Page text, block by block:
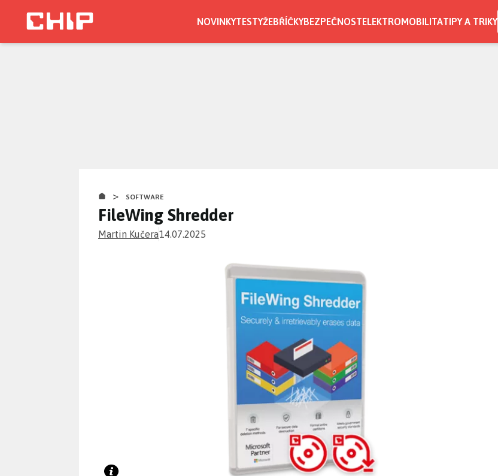
NOVINKYTESTYŽEBŘÍČKYBEZPEČNOSTELEKTROMOBILITATIPY A TRIKY
> SOFTWARE
FileWing Shredder
Martin Kučera14.07.2025